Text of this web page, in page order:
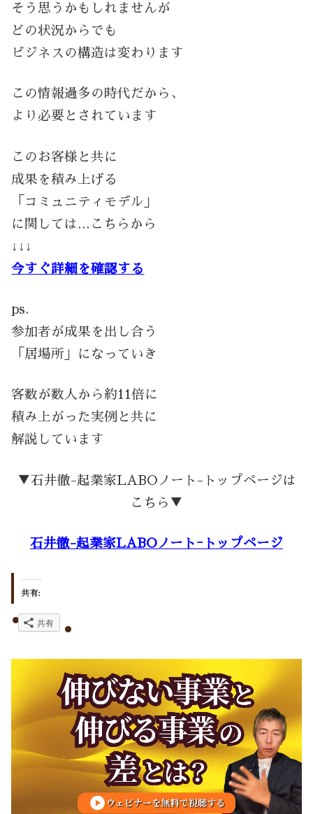
そう思うかもしれませんが
どの状況からでも
ビジネスの構造は変わります
この情報過多の時代だから、
より必要とされています
このお客様と共に
成果を積み上げる
「コミュニティモデル」
に関しては…こちらから
↓↓↓
今すぐ詳細を確認する
ps.
参加者が成果を出し合う
「居場所」になっていき
客数が数人から約11倍に
積み上がった実例と共に
解説しています
▼石井徹-起業家LABOノート-トップページは
こちら▼
石井徹-起業家LABOノートｰトップページ
共有:
共有